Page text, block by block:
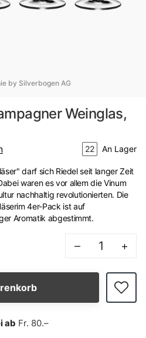
by Silverbogen AG
Weinglas,
22 An Lager
darf sich Riedel seit langer Zeit
waren es vor allem die Vinum
nachhaltig revolutionierten. Die
4er-Pack ist auf
Aromatik abgestimmt.
– +
ab Fr. 80.–